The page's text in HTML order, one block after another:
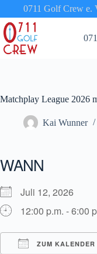
springen
0711 Golf Crew e.
Matchplay League 2026
Kai Wunner
WANN
Juli 12, 2026
12:00 p.m. - 6:00
ZUM